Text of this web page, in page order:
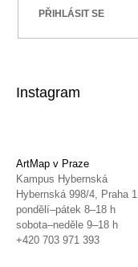
PŘIHLÁSIT SE
Instagram
ArtMap v Praze
Kampus Hybernská
Hybernská 998/4, Praha 1
pondělí–pátek 8–18 h
sobota–neděle 9–18 h
+420 703 971 393